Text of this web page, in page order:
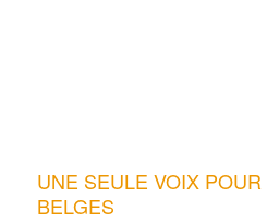
UNE SEULE VOIX
BELGES